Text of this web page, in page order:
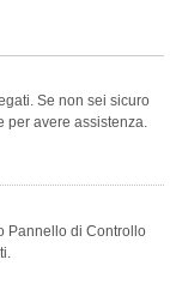
Se non sei sicuro
per avere assistenza.
Pannello di Controllo